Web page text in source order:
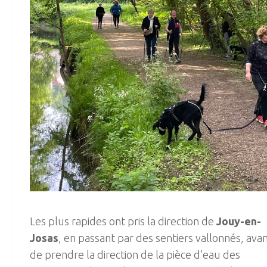
Les plus rapides ont pris la direction de Jouy-en-
Josas , en passant par des sentiers vallonnés,
de prendre la direction de la pièce d’eau des